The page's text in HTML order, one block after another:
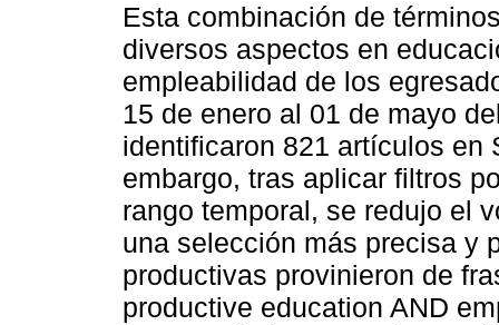
Esta combinación de
diversos aspectos en
empleabilidad de los
15 de enero al 01 de mayo
identificaron 821 artículos en
embargo, tras aplicar filtros
rango temporal, se redujo el
una selección más precisa y
productivas provinieron de
productive education AND